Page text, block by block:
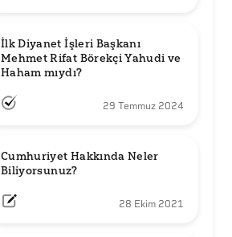
İlk Diyanet İşleri Başkanı
Mehmet Rifat Börekçi Yahudi ve
Haham mıydı?
29 Temmuz 2024
Cumhuriyet Hakkında Neler
Biliyorsunuz?
28 Ekim 2021